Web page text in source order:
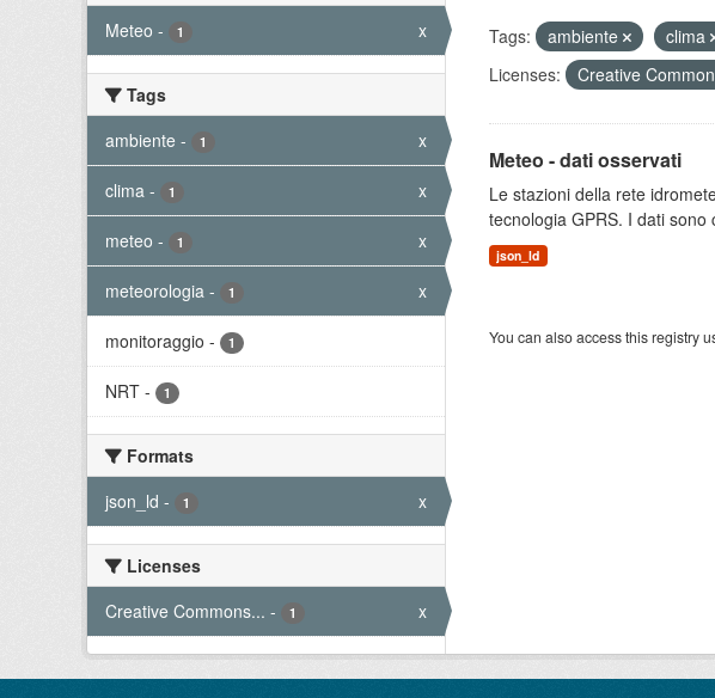
Meteo - 1 x
Tags
ambiente - 1 x
clima - 1 x
meteo - 1 x
meteorologia - 1 x
monitoraggio - 1
NRT - 1
Formats
json_ld - 1 x
Licenses
Creative Commons... - 1 x
Tags: ambiente clima
Licenses:
Creative
Meteo - dati osservati
Le stazioni della rete
tecnologia GPRS. I dati sono
json_ld
You can also access this registry